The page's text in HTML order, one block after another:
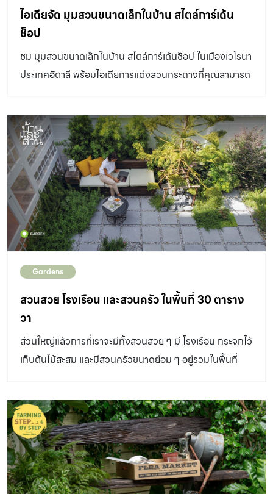
คล้ายเป็นการสร้างบทสนทนาที่เชื่อมโยงความเป็น
สถาปัตยกรรมให้ค่อยๆเปลี่ยนไปสู่วัสดุตามธรรมชาติที่มีเสน่ห์
ในร่องรอย และกาลเวลา อยู่กับศิลป์ ในสตูดิโอกึ่งที่พักรีโนเวต
จากทาวน์โฮม อ่าน:
ไปกับการใช้งาน จากชั้นล่างที่เป็นส่วนต้อนรับ และพื้นที่ส่วน
กลางของตัวบ้าน ผู้ออกแบบได้เลือกใช้พื้นที่หลังบ้านเป็นโต๊ะ
พื้นที่ส่วนนี้มีการเปิดพื้นที่โดยรอบเป็นสวนขนาดเล็กที่ริมบ้าน
ได้ทั้งความสงบ และความร่มรื่น ประกอบกับการออกแบบ
และชั้นลอยที่เป็นพื้นที่นั่งเล่นของบ้านหลังนี้มีความเชื่อมโยง
และยังคงไว้ซึ่งปฏิสัมพันธ์ต่อกัน คำว่า “หายใจได้” นั้น ไม่ได้
หมายถึงเพียงแต่การเปิดรับลมธรรมชาติเพียงเท่านั้น แต่
จังหวะของมวลที่ว่าง ภายในบ้านจะช่วยลดความอึดอัดของ
การเป็นบ้านแบบอาคารหลายชั้นลง สร้างความรู้สึกสบาย
อย่างที่บ้านควรจะเป็นได้มากขึ้น นอกจากนี้ในชั้น 3 และ 4
ของบ้านหลังนี้ ที่เป็นพื้นที่ส่วนตัวอย่างห้องนอนนั้น […]
ไอเดียจัด มุมสวนขนาดเล็กในบ้าน สไตล์การ์เด้น
ช็อป
ชม มุมสวนขนาดเล็กในบ้าน สไตล์การ์เด้นช็อป ในเมืองเวโรนา
ประเทศอิตาลี พร้อมไอเดียการแต่งสวนกระถางที่คุณสามารถ
Gardens
สวนสวย โรงเรือน และสวนครัว ในพื้นที่ 30 ตาราง
วา
ส่วนใหญ่แล้วการที่เราจะมีทั้งสวนสวย ๆ มี โรงเรือน กระจกไว้
เก็บต้นไม้สะสม และมีสวนครัวขนาดย่อม ๆ อยู่รวมในพื้นที่